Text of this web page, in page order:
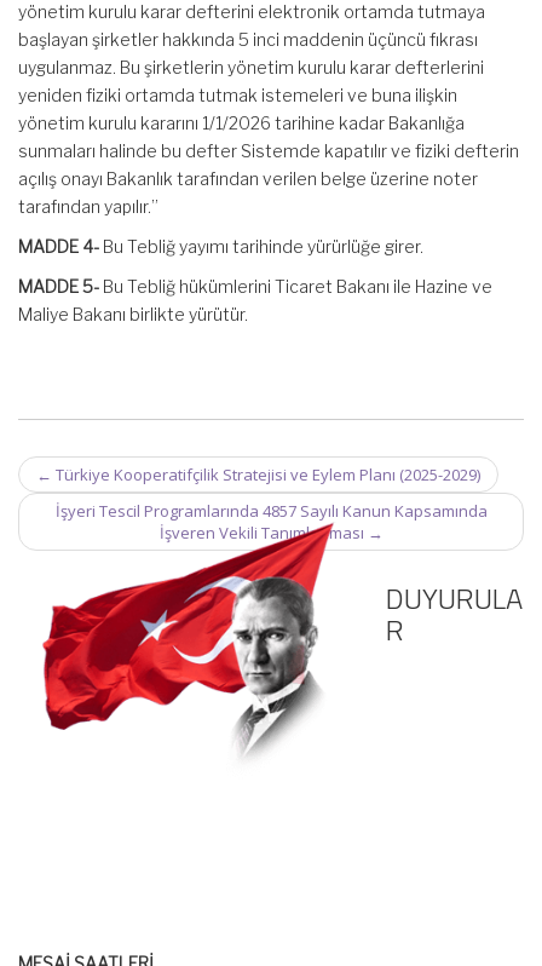
yönetim kurulu karar defterini elektronik ortamda tutmaya
başlayan şirketler hakkında 5 inci maddenin üçüncü fıkrası
uygulanmaz. Bu şirketlerin yönetim kurulu karar defterlerini
yeniden fiziki ortamda tutmak istemeleri ve buna ilişkin
yönetim kurulu kararını 1/1/2026 tarihine kadar Bakanlığa
sunmaları halinde bu defter Sistemde kapatılır ve fiziki defterin
açılış onayı Bakanlık tarafından verilen belge üzerine noter
tarafından yapılır.”
MADDE 4- Bu Tebliğ yayımı tarihinde yürürlüğe girer.
MADDE 5- Bu Tebliğ hükümlerini Ticaret Bakanı ile Hazine ve
Maliye Bakanı birlikte yürütür.
Post
navigation
← Türkiye Kooperatifçilik Stratejisi ve Eylem Planı (2025-2029)
İşyeri Tescil Programlarında 4857 Sayılı Kanun Kapsamında
İşveren Vekili Tanımlanması →
DUYURULA
R
MESAİ SAATLERİ